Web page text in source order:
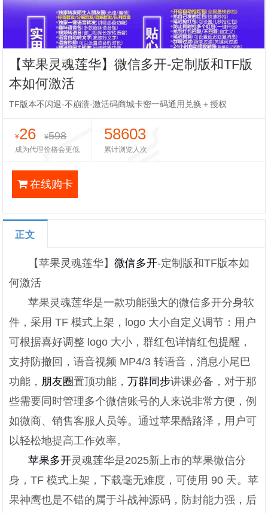
【苹果灵魂莲华】微信多开-定制版和TF版
本如何激活
TF版本不闪退-不崩溃-激活码商城卡密一码通用兑换＋授权
¥26 ¥598
成为代理价格会更低
58603
累计浏览人次
在线购卡
正文
【苹果灵魂莲华】微信多开-定制版和TF版本如
何激活
苹果灵魂莲华是一款功能强大的微信多开分身软
件，采用 TF 模式上架，logo 大小自定义调节：用户
可根据喜好调整 logo 大小，群红包详情红包提醒，
支持防撤回，语音视频 MP4/3 转语音，消息小尾巴
功能， 朋友圈置顶功能，万群同步讲课必备，对于那
些需要同时管理多个微信账号的人来说非常方便，例
如微商、销售客服人员等。通过苹果酷路泽，用户可
以轻松地提高工作效率。
苹果多开灵魂莲华是2025新上市的苹果微信分
身，TF 模式上架，下载毫无难度，可使用 90 天。苹
果神鹰也是不错的属于斗战神源码，防封能力强，后